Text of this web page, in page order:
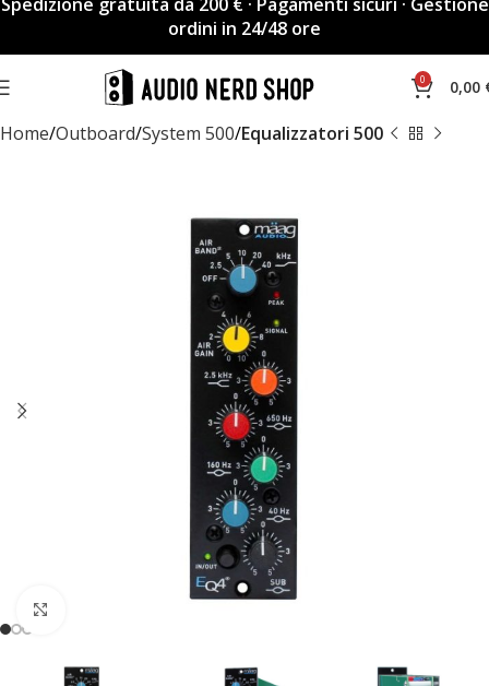
0 0,00
Home Outboard System 500 Equalizzatori 500
ordini in 24/48 ore